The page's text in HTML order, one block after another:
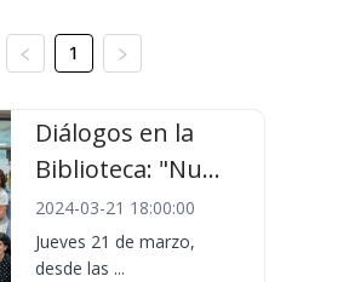
1
Diálogos en la
Biblioteca: "Nu...
2024-03-21 18:00:00
Jueves 21 de marzo,
desde las ...